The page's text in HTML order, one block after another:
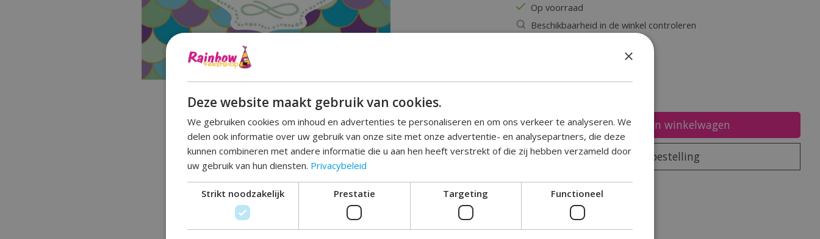
Op voorraad
Beschikbaarheid in de winkel controleren
Toevoegen aan winkelwagen
Plaats bestelling
Toevoegen om te vergelijken
×
Deze website maakt gebruik van cookies.
We gebruiken cookies om inhoud en advertenties te personaliseren en om ons verkeer te analyseren. We
delen ook informatie over uw gebruik van onze site met onze advertentie- en analysepartners, die deze
kunnen combineren met andere informatie die u aan hen heeft verstrekt of die zij hebben verzameld door
uw gebruik van hun diensten. Privacybeleid
Strikt noodzakelijk Prestatie Targeting Functioneel